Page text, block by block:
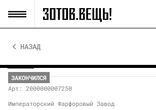
НАЗАД
ЗАКОНЧИЛСЯ
Арт: 2000000007250
Императорский Фарфоровый Завод